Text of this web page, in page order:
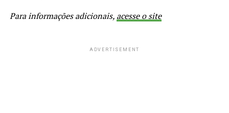
Para informações adicionais, acesse o site
ADVERTISEMENT